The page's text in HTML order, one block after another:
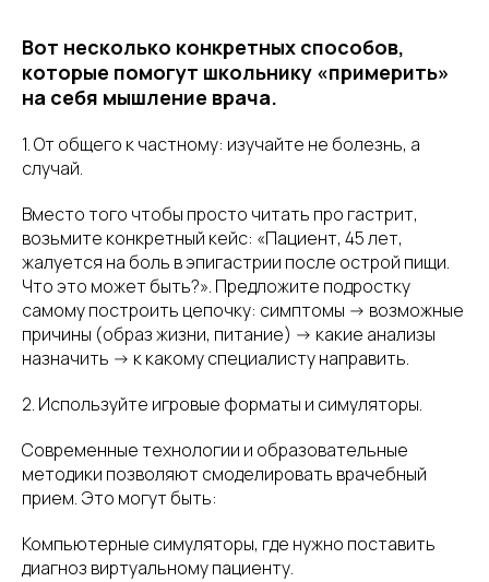
Вот несколько конкретных способов,
которые помогут школьнику «примерить»
на себя мышление врача.
1. От общего к частному: изучайте не болезнь, а
случай.
Вместо того чтобы просто читать про гастрит,
возьмите конкретный кейс: «Пациент, 45 лет,
жалуется на боль в эпигастрии после острой пищи.
Что это может быть?». Предложите подростку
самому построить цепочку: симптомы -> возможные
причины (образ жизни, питание) -> какие анализы
назначить -> к какому специалисту направить.
2. Используйте игровые форматы и симуляторы.
Современные технологии и образовательные
методики позволяют смоделировать врачебный
прием. Это могут быть:
Компьютерные симуляторы, где нужно поставить
диагноз виртуальному пациенту.